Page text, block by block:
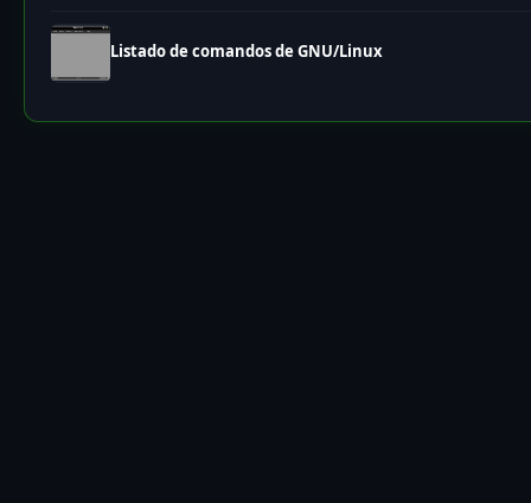
Listado de comandos de GNU/Linux